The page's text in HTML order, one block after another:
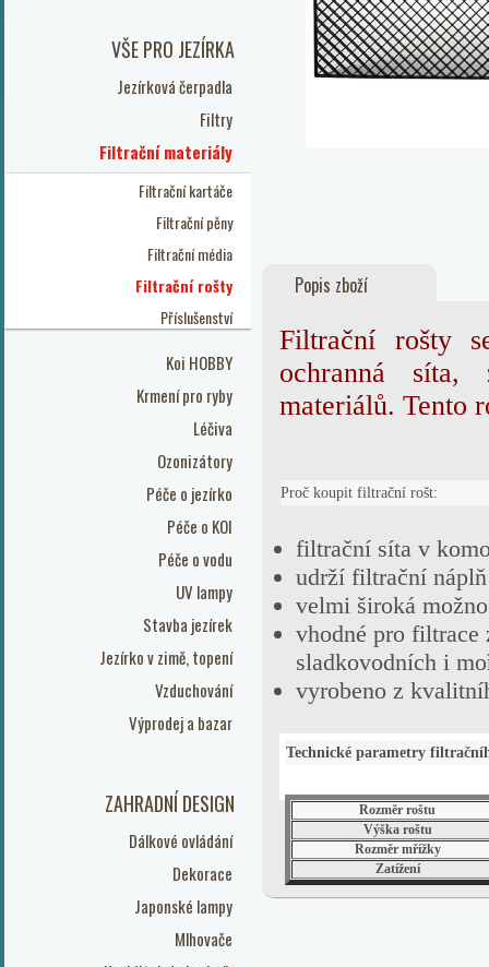
VŠE PRO JEZÍRKA
Jezírková čerpadla
Filtry
Filtrační materiály
Filtrační kartáče
Filtrační pěny
Filtrační média
Filtrační rošty
Příslušenství
Koi HOBBY
Krmení pro ryby
Léčiva
Ozonizátory
Péče o jezírko
Péče o KOI
Péče o vodu
UV lampy
Stavba jezírek
Jezírko v zimě, topení
Vzduchování
Výprodej a bazar
ZAHRADNÍ DESIGN
Dálkové ovládání
Dekorace
Japonské lampy
Mlhovače
Popis zboží
Filtrační rošty
ochranná síta,
materiálů. Tento
Proč koupit filtrační rošt:
filtrační síta v
udrží filtrační
velmi široká
vhodné pro
sladkovodních i
vyrobeno z
Technické parametry
Rozměr roštu
Výška roštu
Rozměr mřížky
Zatížení